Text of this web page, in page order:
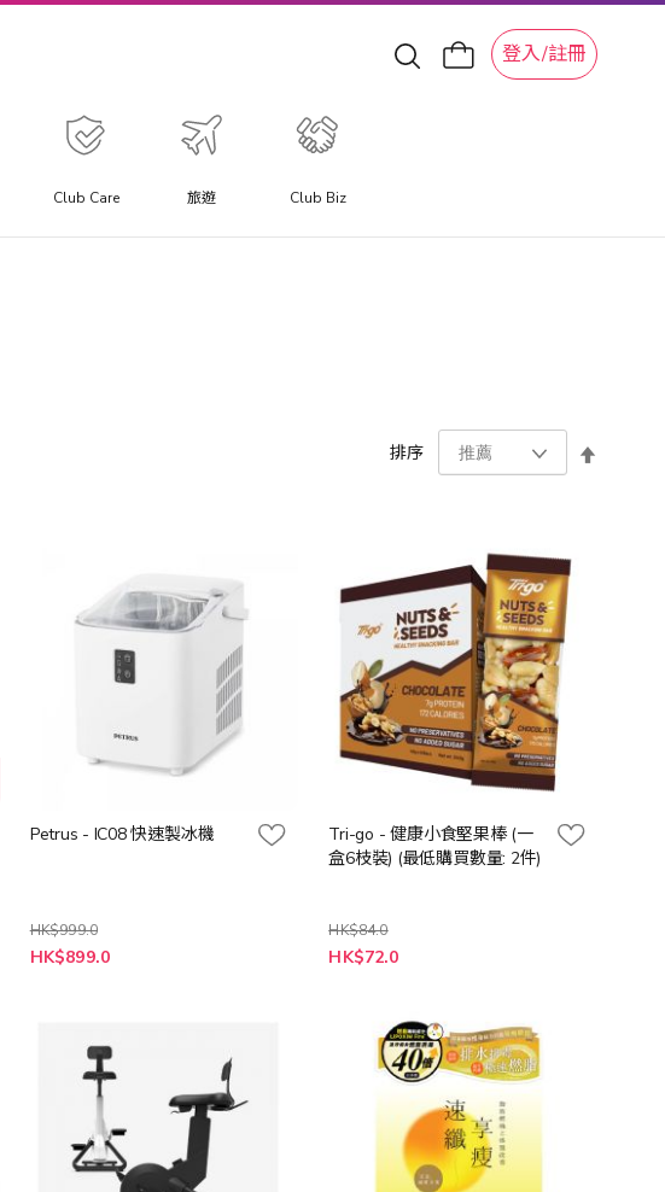
登入/註冊
Club Care 旅遊 Club Biz
排序
Petrus - IC08 快速製冰機
HK$999.0
特
殊
HK$899.0
Tri-go - 健康小食堅果棒 (一
盒6枝裝) (最低購買數量: 2件)
HK$84.0
特
殊
HK$72.0